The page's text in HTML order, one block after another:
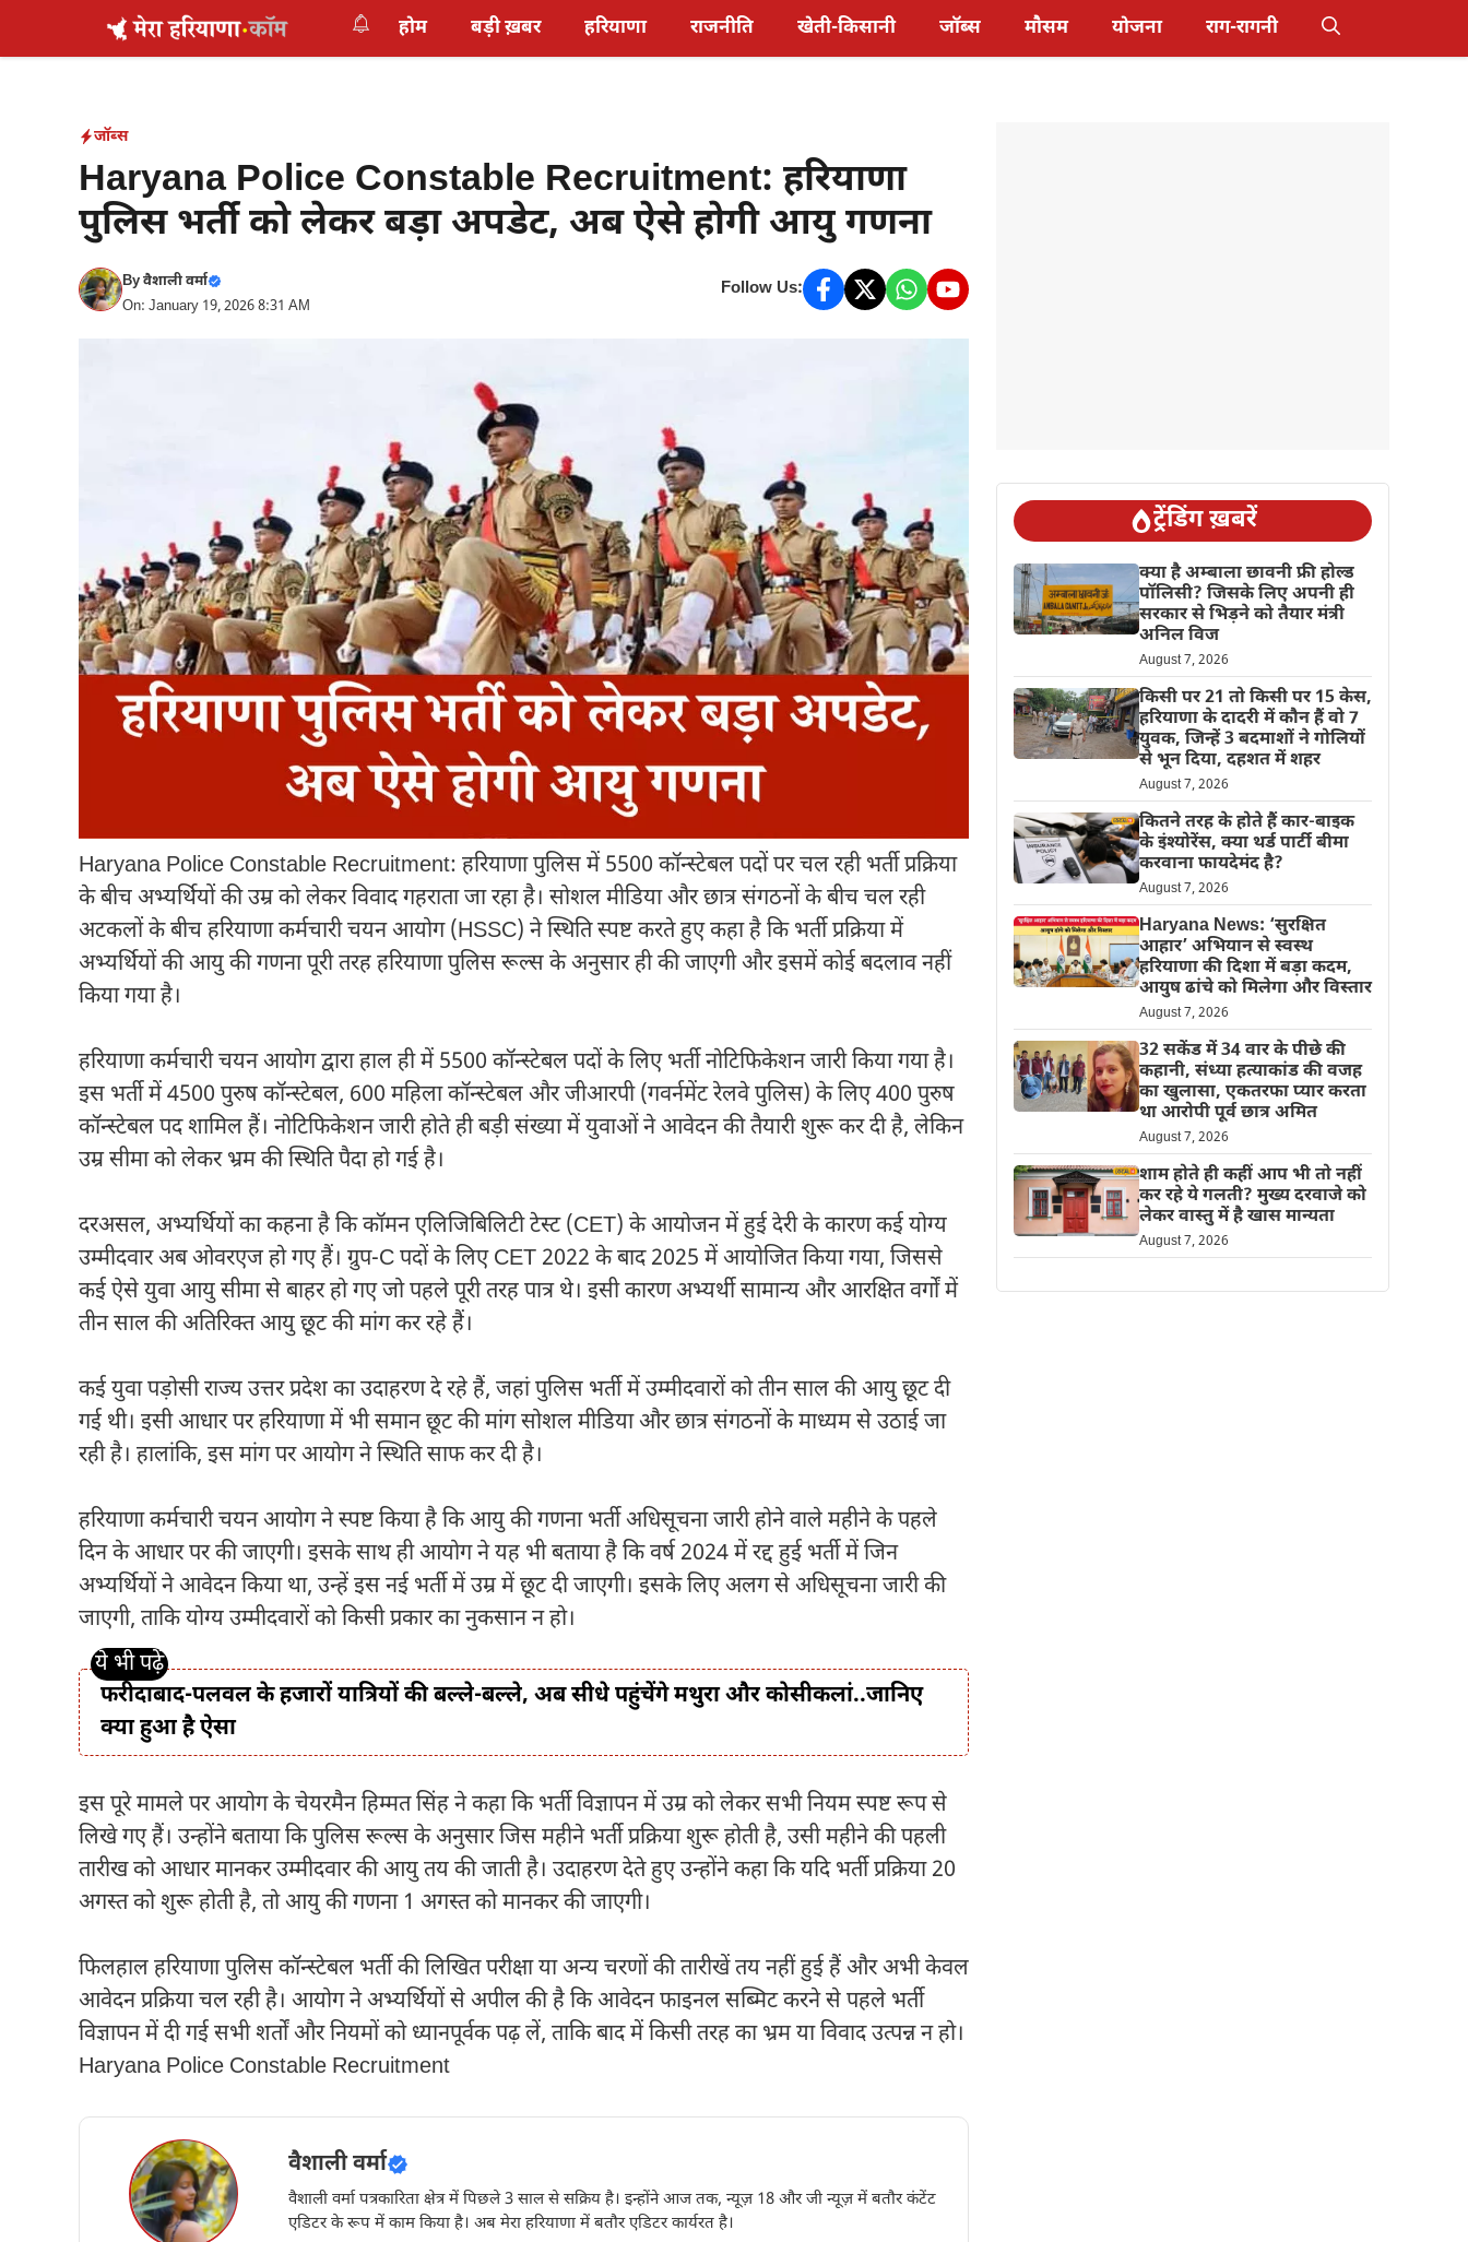
होम बड़ी ख़बर हरियाणा राजनीति खेती-किसानी जॉब्स मौसम योजना राग-रागनी
जॉब्स
Haryana Police Constable Recruitment: हरियाणा
पुलिस भर्ती को लेकर बड़ा अपडेट, अब ऐसे होगी आयु गणना
Byवैशाली वर्मा
On: January 19, 2026 8:31 AM
Follow Us:
Haryana Police Constable Recruitment: हरियाणा पुलिस में 5500 कॉन्स्टेबल पदों पर चल रही भर्ती प्रक्रिया
के बीच अभ्यर्थियों की उम्र को लेकर विवाद गहराता जा रहा है। सोशल मीडिया और छात्र संगठनों के बीच चल रही
अटकलों के बीच हरियाणा कर्मचारी चयन आयोग (HSSC) ने स्थिति स्पष्ट करते हुए कहा है कि भर्ती प्रक्रिया में
अभ्यर्थियों की आयु की गणना पूरी तरह हरियाणा पुलिस रूल्स के अनुसार ही की जाएगी और इसमें कोई बदलाव नहीं
किया गया है।
हरियाणा कर्मचारी चयन आयोग द्वारा हाल ही में 5500 कॉन्स्टेबल पदों के लिए भर्ती नोटिफिकेशन जारी किया गया है।
इस भर्ती में 4500 पुरुष कॉन्स्टेबल, 600 महिला कॉन्स्टेबल और जीआरपी (गवर्नमेंट रेलवे पुलिस) के लिए 400 पुरुष
कॉन्स्टेबल पद शामिल हैं। नोटिफिकेशन जारी होते ही बड़ी संख्या में युवाओं ने आवेदन की तैयारी शुरू कर दी है, लेकिन
उम्र सीमा को लेकर भ्रम की स्थिति पैदा हो गई है।
दरअसल, अभ्यर्थियों का कहना है कि कॉमन एलिजिबिलिटी टेस्ट (CET) के आयोजन में हुई देरी के कारण कई योग्य
उम्मीदवार अब ओवरएज हो गए हैं। ग्रुप-C पदों के लिए CET 2022 के बाद 2025 में आयोजित किया गया, जिससे
कई ऐसे युवा आयु सीमा से बाहर हो गए जो पहले पूरी तरह पात्र थे। इसी कारण अभ्यर्थी सामान्य और आरक्षित वर्गों में
तीन साल की अतिरिक्त आयु छूट की मांग कर रहे हैं।
कई युवा पड़ोसी राज्य उत्तर प्रदेश का उदाहरण दे रहे हैं, जहां पुलिस भर्ती में उम्मीदवारों को तीन साल की आयु छूट दी
गई थी। इसी आधार पर हरियाणा में भी समान छूट की मांग सोशल मीडिया और छात्र संगठनों के माध्यम से उठाई जा
रही है। हालांकि, इस मांग पर आयोग ने स्थिति साफ कर दी है।
हरियाणा कर्मचारी चयन आयोग ने स्पष्ट किया है कि आयु की गणना भर्ती अधिसूचना जारी होने वाले महीने के पहले
दिन के आधार पर की जाएगी। इसके साथ ही आयोग ने यह भी बताया है कि वर्ष 2024 में रद्द हुई भर्ती में जिन
अभ्यर्थियों ने आवेदन किया था, उन्हें इस नई भर्ती में उम्र में छूट दी जाएगी। इसके लिए अलग से अधिसूचना जारी की
जाएगी, ताकि योग्य उम्मीदवारों को किसी प्रकार का नुकसान न हो।
फरीदाबाद-पलवल के हजारों यात्रियों की बल्ले-बल्ले, अब सीधे पहुंचेंगे मथुरा और कोसीकलां..जानिए
क्या हुआ है ऐसा
इस पूरे मामले पर आयोग के चेयरमैन हिम्मत सिंह ने कहा कि भर्ती विज्ञापन में उम्र को लेकर सभी नियम स्पष्ट रूप से
लिखे गए हैं। उन्होंने बताया कि पुलिस रूल्स के अनुसार जिस महीने भर्ती प्रक्रिया शुरू होती है, उसी महीने की पहली
तारीख को आधार मानकर उम्मीदवार की आयु तय की जाती है। उदाहरण देते हुए उन्होंने कहा कि यदि भर्ती प्रक्रिया 20
अगस्त को शुरू होती है, तो आयु की गणना 1 अगस्त को मानकर की जाएगी।
फिलहाल हरियाणा पुलिस कॉन्स्टेबल भर्ती की लिखित परीक्षा या अन्य चरणों की तारीखें तय नहीं हुई हैं और अभी केवल
आवेदन प्रक्रिया चल रही है। आयोग ने अभ्यर्थियों से अपील की है कि आवेदन फाइनल सब्मिट करने से पहले भर्ती
विज्ञापन में दी गई सभी शर्तों और नियमों को ध्यानपूर्वक पढ़ लें, ताकि बाद में किसी तरह का भ्रम या विवाद उत्पन्न न हो।
Haryana Police Constable Recruitment
वैशाली वर्मा
वैशाली वर्मा पत्रकारिता क्षेत्र में पिछले 3 साल से सक्रिय है। इन्होंने आज तक, न्यूज़ 18 और जी न्यूज़ में बतौर कंटेंट
एडिटर के रूप में काम किया है। अब मेरा हरियाणा में बतौर एडिटर कार्यरत है।
ट्रेंडिंग ख़बरें
क्या है अम्बाला छावनी फ्री होल्ड
पॉलिसी? जिसके लिए अपनी ही
सरकार से भिड़ने को तैयार मंत्री
अनिल विज
August 7, 2026
किसी पर 21 तो किसी पर 15 केस,
हरियाणा के दादरी में कौन हैं वो 7
युवक, जिन्हें 3 बदमाशों ने गोलियों
से भून दिया, दहशत में शहर
August 7, 2026
कितने तरह के होते हैं कार-बाइक
के इंश्योरेंस, क्या थर्ड पार्टी बीमा
करवाना फायदेमंद है?
August 7, 2026
Haryana News: ‘सुरक्षित
आहार’ अभियान से स्वस्थ
हरियाणा की दिशा में बड़ा कदम,
आयुष ढांचे को मिलेगा और विस्तार
August 7, 2026
32 सकेंड में 34 वार के पीछे की
कहानी, संध्या हत्याकांड की वजह
का खुलासा, एकतरफा प्यार करता
था आरोपी पूर्व छात्र अमित
August 7, 2026
शाम होते ही कहीं आप भी तो नहीं
कर रहे ये गलती? मुख्य दरवाजे को
लेकर वास्तु में है खास मान्यता
August 7, 2026